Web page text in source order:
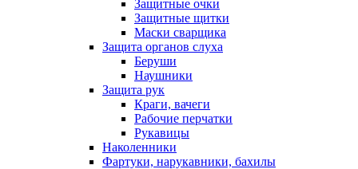
Защитные очки
Защитные щитки
Маски сварщика
Защита органов слуха
Беруши
Наушники
Защита рук
Краги, вачеги
Рабочие перчатки
Рукавицы
Наколенники
Фартуки, нарукавники, бахилы